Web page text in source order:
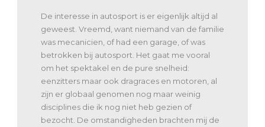
De interesse in autosport is er eigenlijk altijd al
geweest. Vreemd, want niemand van de familie
was mecanicien, of had een garage, of was
betrokken bij autosport. Het gaat me vooral
om het spektakel en de pure snelheid:
eenzitters maar ook dragraces en motoren, al
zijn er globaal genomen nog maar weinig
disciplines die ik nog niet heb gezien of
bezocht. De omstandigheden brachten mij de